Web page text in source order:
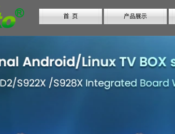
首 页 产品展示